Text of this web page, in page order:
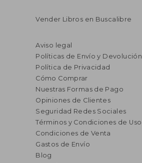
Vender Libros en Buscalibre
Aviso legal
Políticas de Envío y Devolución
Política de Privacidad
Cómo Comprar
Nuestras Formas de Pago
Opiniones de Clientes
Seguridad Redes Sociales
Términos y Condiciones de Uso
Condiciones de Venta
Gastos de Envío
Blog